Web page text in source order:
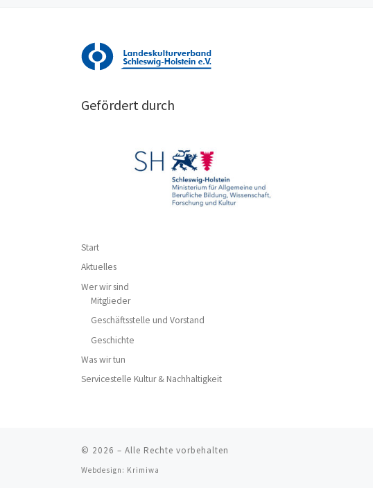
Gefördert durch
Start
Aktuelles
Wer wir sind
Mitglieder
Geschäftsstelle und Vorstand
Geschichte
Was wir tun
Servicestelle Kultur & Nachhaltigkeit
© 2026 – Alle Rechte vorbehalten
Webdesign: Krimiwa